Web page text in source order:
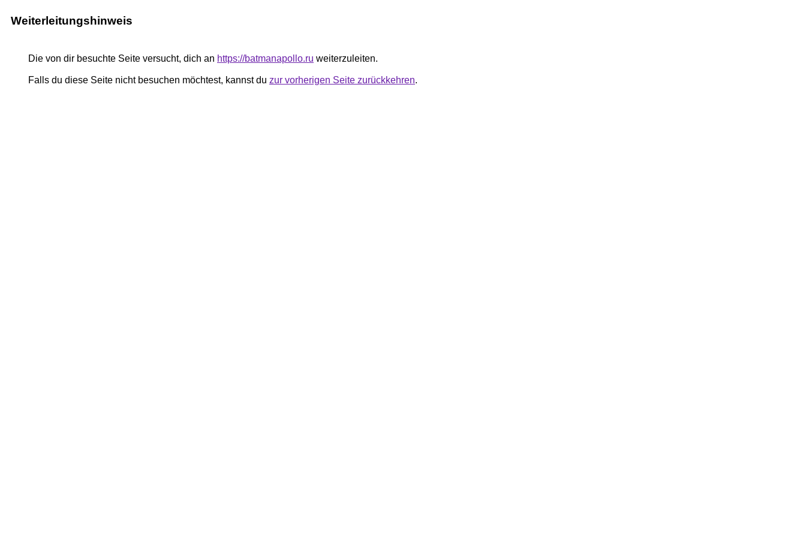
Weiterleitungshinweis
Die von dir besuchte Seite versucht, dich an https://batmanapollo.ru weiterzuleiten.
Falls du diese Seite nicht besuchen möchtest, kannst du zur vorherigen Seite zurückkehren.